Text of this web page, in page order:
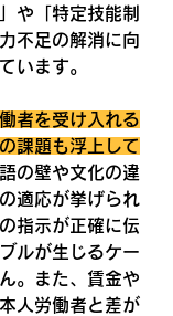
や「特定技能制
不足の解消に向
います。
者を受け入れる
課題も浮上して
の壁や文化の違
適応が挙げられ
指示が正確に伝
ルが生じるケー
。また、賃金や
人労働者と差が